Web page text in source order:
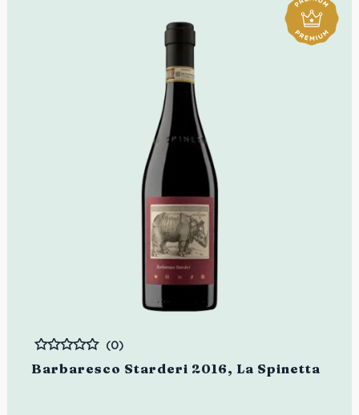
Barbaresco Starderi 2016, La Spinetta
Bewertet
(0)